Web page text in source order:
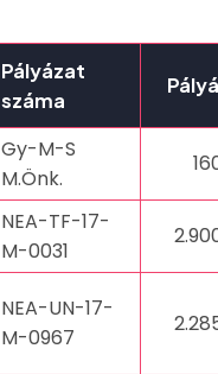
Pályázat
száma
Gy-M-S
M.Önk.
NEA-TF-17-
M-0031
NEA-UN-17-
M-0967